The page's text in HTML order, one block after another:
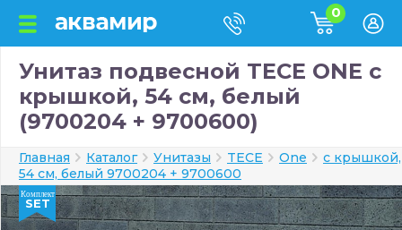
0
Унитаз подвесной TECE ONE с
крышкой, 54 см, белый
(9700204 + 9700600)
Главная Каталог Унитазы TECE One
с крышкой,
54 см, белый 9700204 + 9700600
Комплект
SET